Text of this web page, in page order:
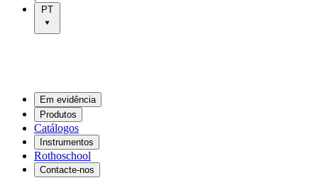
PT
Em evidência
Produtos
Catálogos
Instrumentos
Rothoschool
Contacte-nos